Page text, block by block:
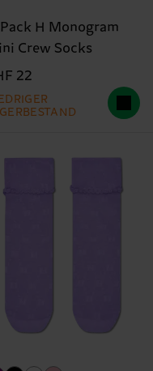
H Monogram
Crew Socks
22